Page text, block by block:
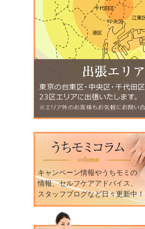
キャンペーン情報やうちモミの
情報、セルフケアアドバイス、
スタッフブログなど日々更新中！